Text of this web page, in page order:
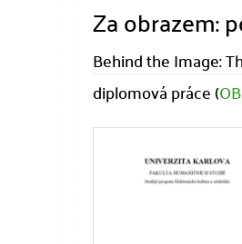
Za obrazem:
Behind the Image:
diplomová práce (